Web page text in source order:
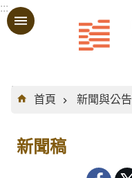
跳到主要內容區塊
:::
:::
首頁
新聞與公告
新聞稿